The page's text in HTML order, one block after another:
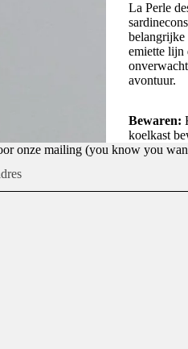
La Perle
emiette lijn
avontuur.
Bewaren:
koelkast
onze mailing (you know you